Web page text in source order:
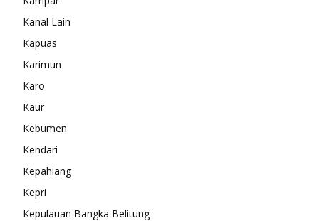
Kanal Lain
Kapuas
Karimun
Karo
Kaur
Kebumen
Kendari
Kepahiang
Kepri
Kepulauan Bangka Belitung